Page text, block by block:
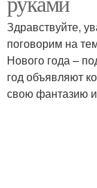
Здравствуйте,
поговорим на
Нового года –
год объявляют
свою фантазию